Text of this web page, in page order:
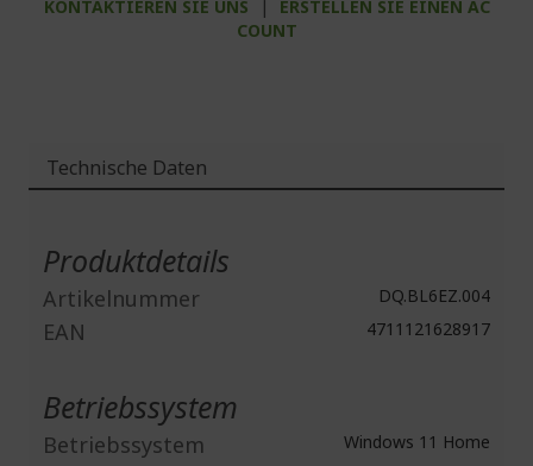
KONTAKTIEREN SIE UNS |
ERSTELLEN SIE EINEN AC
COUNT
Technische Daten
Produktdetails
Artikelnummer DQ.BL6EZ.004
EAN 4711121628917
Betriebssystem
Betriebssystem Windows 11 Home